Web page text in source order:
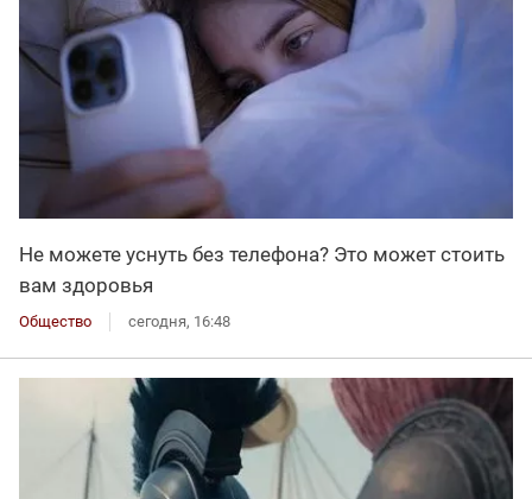
Не можете уснуть без телефона? Это может стоить
вам здоровья
Общество сегодня, 16:48